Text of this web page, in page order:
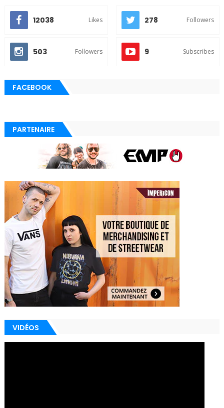
12038 Likes 278 Followers
503 Followers 9 Subscribes
FACEBOOK
PARTENAIRE
VIDÉOS